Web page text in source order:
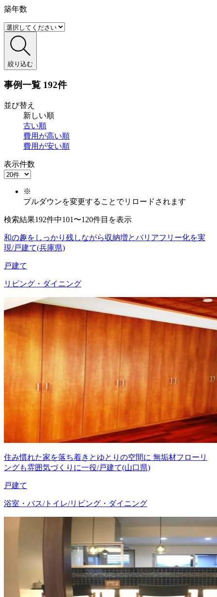
築年数
絞り込む
事例一覧 192件
並び替え
新しい順
古い順
費用が高い順
費用が安い順
表示件数
※
プルダウンを変更することでリロードされます
検索結果192件中101〜120件目を表示
和の趣をしっかり残しながら収納増とバリアフリー化を実
現/戸建て(兵庫県)
戸建て
リビング・ダイニング
住み慣れた家を落ち着きとゆとりの空間に 無垢材フローリ
ングも雰囲気づくりに一役/戸建て(山口県)
戸建て
浴室・バス/トイレ/リビング・ダイニング